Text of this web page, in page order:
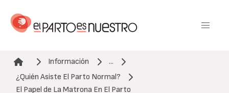
contenido
Ruta de navegación
Información
...
¿Quién Asiste El Parto Normal?
El Papel de La Matrona En El Parto